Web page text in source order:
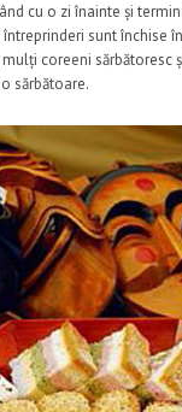
cu o zi înainte și
sunt închise
coreeni
sărbătoare.